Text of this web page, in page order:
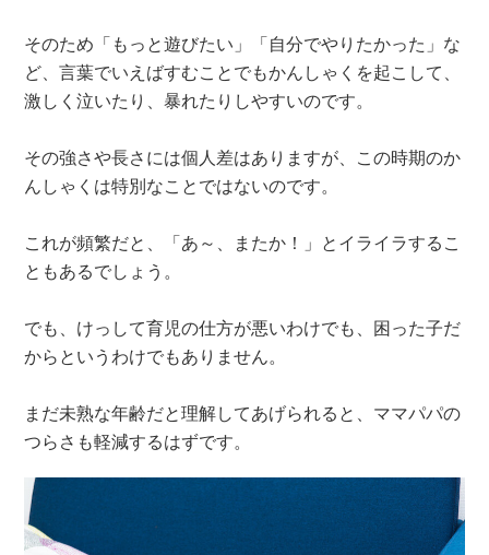
そのため「もっと遊びたい」「自分でやりたかった」な
ど、言葉でいえばすむことでもかんしゃくを起こして、
激しく泣いたり、暴れたりしやすいのです。
その強さや長さには個人差はありますが、この時期のか
んしゃくは特別なことではないのです。
これが頻繁だと、「あ～、またか！」とイライラするこ
ともあるでしょう。
でも、けっして育児の仕方が悪いわけでも、困った子だ
からというわけでもありません。
まだ未熟な年齢だと理解してあげられると、ママパパの
つらさも軽減するはずです。